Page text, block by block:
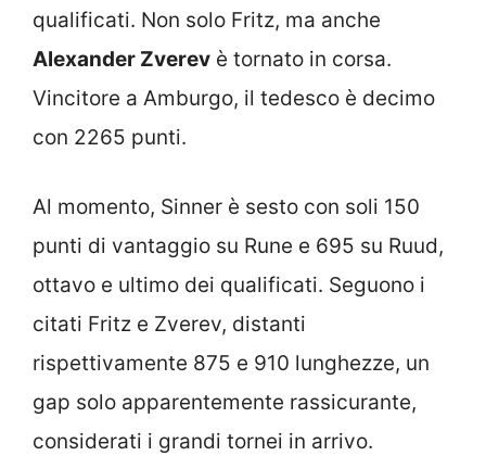
qualificati. Non solo Fritz, ma anche
Alexander Zverev è tornato in corsa.
Vincitore a Amburgo, il tedesco è decimo
con 2265 punti.
Al momento, Sinner è sesto con soli 150
punti di vantaggio su Rune e 695 su Ruud,
ottavo e ultimo dei qualificati. Seguono i
citati Fritz e Zverev, distanti
rispettivamente 875 e 910 lunghezze, un
gap solo apparentemente rassicurante,
considerati i grandi tornei in arrivo.